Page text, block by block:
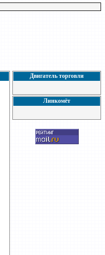
Двигатель торговли
Линкомёт